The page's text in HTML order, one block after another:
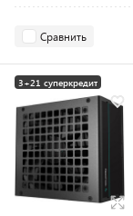
Сравнить
3+21 суперкредит
Разумная цена